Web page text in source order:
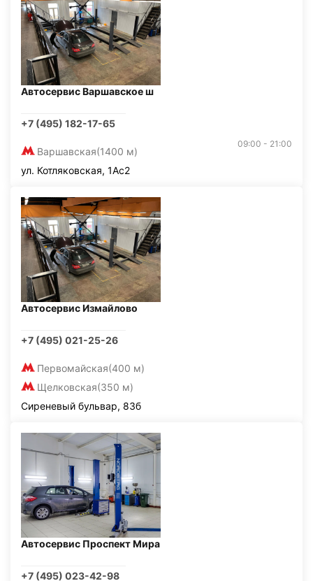
Автосервис Варшавское ш
+7 (495) 182-17-65
Варшавская(1400 м)
09:00 - 21:00
ул. Котляковская, 1Ас2
Автосервис Измайлово
+7 (495) 021-25-26
Первомайская(400 м)
Щелковская(350 м)
Сиреневый бульвар, 83б
Автосервис Проспект Мира
+7 (495) 023-42-98